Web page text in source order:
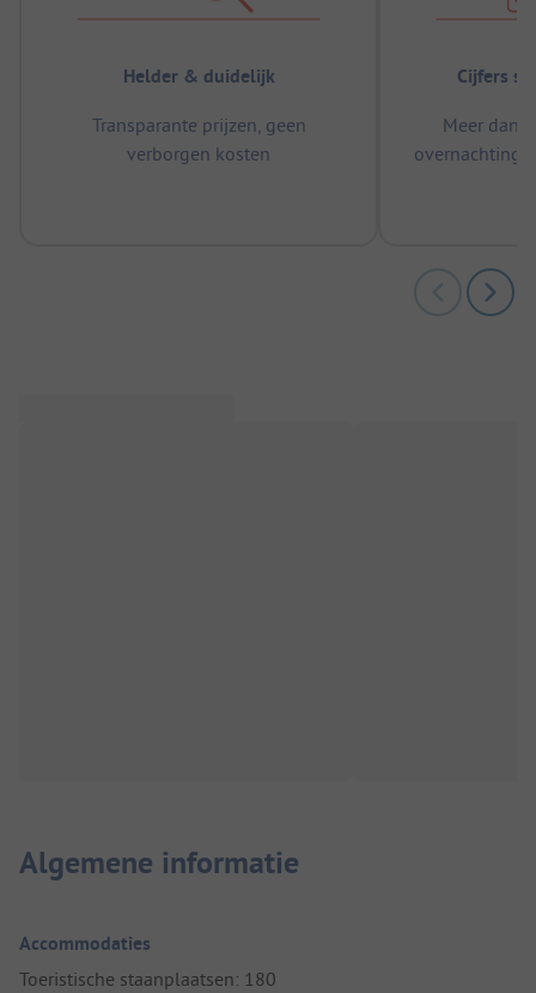
Helder & duidelijk
Transparante prijzen, geen
verborgen kosten
Cijfers
Meer dan
Algemene informatie
Accommodaties
Toeristische staanplaatsen: 180